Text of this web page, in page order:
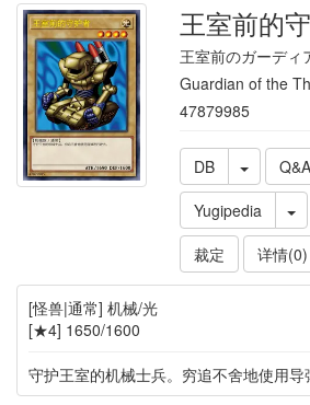
王室前的
王室前のガーディ
Guardian of the
47879985
DB Q&A
Yugipedia
裁定
详情(0)
[怪兽|通常] 机械/光
[★4] 1650/1600
守护王室的机械士兵。穷追不舍地使用导